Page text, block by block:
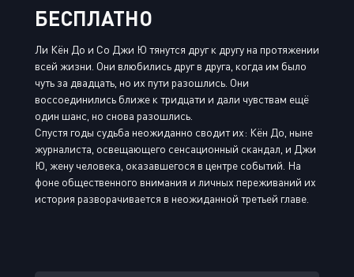
БЕСПЛАТНО
Ли Кён До и Со Джи Ю тянутся друг к другу на протяжении
всей жизни. Они влюбились друг в друга, когда им было
чуть за двадцать, но их пути разошлись. Они
воссоединились ближе к тридцати и дали чувствам ещё
один шанс, но снова разошлись.
Спустя годы судьба неожиданно сводит их: Кён До, ныне
журналиста, освещающего сенсационный скандал, и Джи
Ю, жену человека, оказавшегося в центре событий. На
фоне общественного внимания и личных переживаний их
история разворачивается в неожиданной третьей главе.